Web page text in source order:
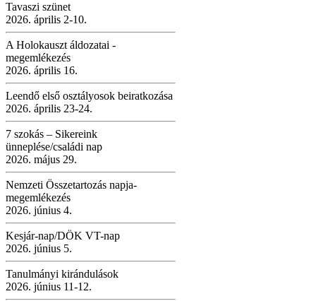
Tavaszi szünet
2026. április 2-10.
A Holokauszt áldozatai -
megemlékezés
2026. április 16.
Leendő első osztályosok beiratkozása
2026. április 23-24.
7 szokás – Sikereink
ünneplése/családi nap
2026. május 29.
Nemzeti Összetartozás napja-
megemlékezés
2026. június 4.
Kesjár-nap/DÖK VT-nap
2026. június 5.
Tanulmányi kirándulások
2026. június 11-12.